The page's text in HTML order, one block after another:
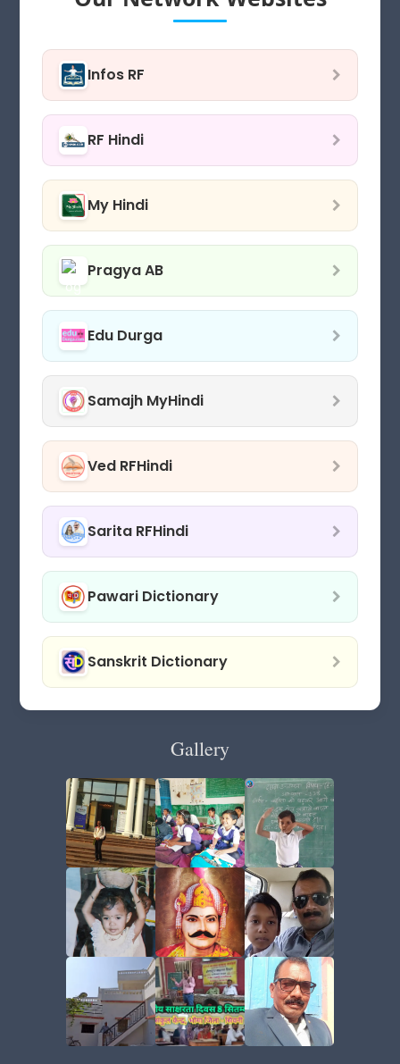
Infos RF
RF Hindi
My Hindi
Pragya AB
Edu Durga
Samajh MyHindi
Ved RFHindi
Sarita RFHindi
Pawari Dictionary
Sanskrit Dictionary
Gallery